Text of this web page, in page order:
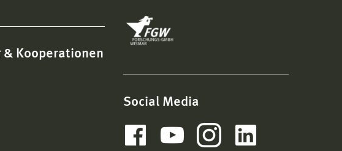
& Kooperationen
Social Media